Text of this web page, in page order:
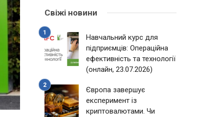
Свіжі новини
Навчальний курс для
підприємців: Операційна
ефективність та технології
(онлайн, 23.07.2026)
Європа завершує
експеримент із
криптовалютами. Чи